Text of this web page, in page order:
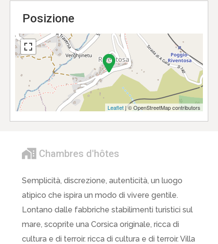
Posizione
Leaflet | © OpenStreetMap contributors
Chambres d'hôtes
Semplicità, discrezione, autenticità, un luogo
atipico che ispira un modo di vivere gentile.
Lontano dalle fabbriche stabilimenti turistici sul
mare, scoprite una Corsica originale, ricca di
cultura e di terroir. ricca di cultura e di terroir. Villa